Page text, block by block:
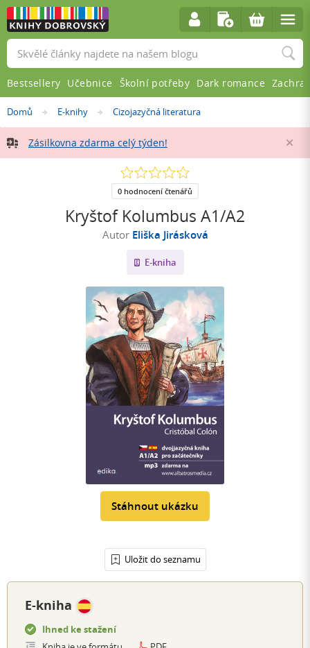
Nacházíte
se
zde:
Domů »E-knihy »Cizojazyčná literatura
Zásilkovna zdarma celý týden!
Kryštof Kolumbus A1/A2
Autor Eliška Jirásková
E-kniha
Stáhnout ukázku
Uložit do seznamu
0.0
5
hvězdiček
0 hodnocení čtenářů
E-kniha
Ihned ke stažení
Vyhledávání
Bestsellery Učebnice Školní potřeby Dark romance